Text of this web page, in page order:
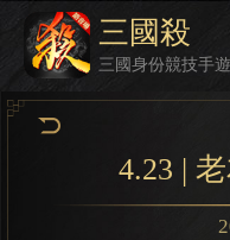
三國殺
三國身份競技手遊
4.23 |